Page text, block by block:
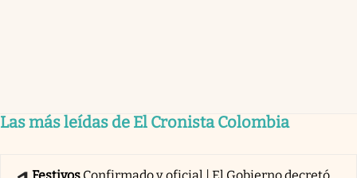
Las más leídas de El Cronista Colombia